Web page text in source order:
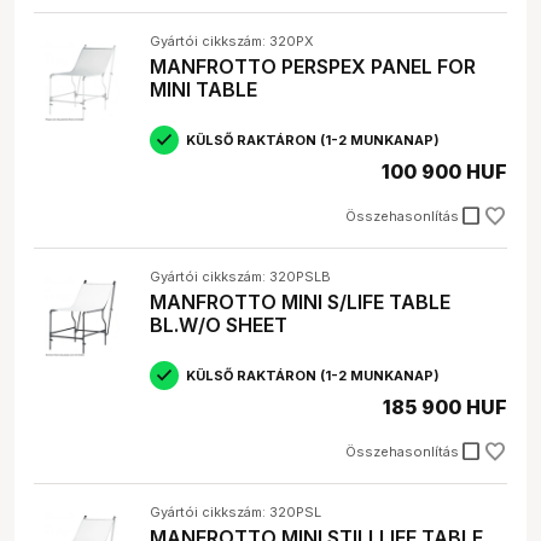
Átvilágíthatóság:Ha különleges effektek
elérésére törekszel, válassz átvilágítható asztalt.
Forgathatóság:fokos termékfotók készítéséhez
válassz forgatható asztalt.
Fontos, hogy a választott stúdió tárgyasztal
megfeleljen
a te igényeidnek és elvárásaidnak. Ne feledd, hogy a
megfelelő eszközökkel a termékfotózás sokkal
Elérhető márkák
A Webshopunkban számos neves márkastúdió
tárgyasztalai közül válogathatsz:
Manfrotto:Prémium minőségű, professzionális
felhasználásra tervezetttárgyasztalok.
Kiváló ár-érték arányú, megbízható
Hensel:
Professzionális stúdiófelszerelések
Gyártói cikkszám: 320PX
MANFROTTO PERSPEX PANEL FOR
MINI TABLE
KÜLSŐ RAKTÁRON (1-2 MUNKANAP)
Összehasonlítás check_box_outline_blank
100 900 HUF
Gyártói cikkszám: 320PSLB
MANFROTTO MINI S/LIFE TABLE
BL.W/O SHEET
KÜLSŐ RAKTÁRON (1-2 MUNKANAP)
Összehasonlítás check_box_outline_blank
185 900 HUF
Gyártói cikkszám: 320PSL